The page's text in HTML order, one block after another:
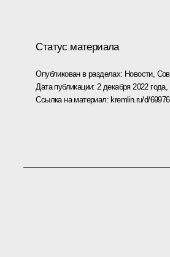
Статус материала
Опубликован в разделах: Новости,
Дата публикации: 2 декабря 2022 года,
Ссылка на материал: kremlin.ru/d/69976